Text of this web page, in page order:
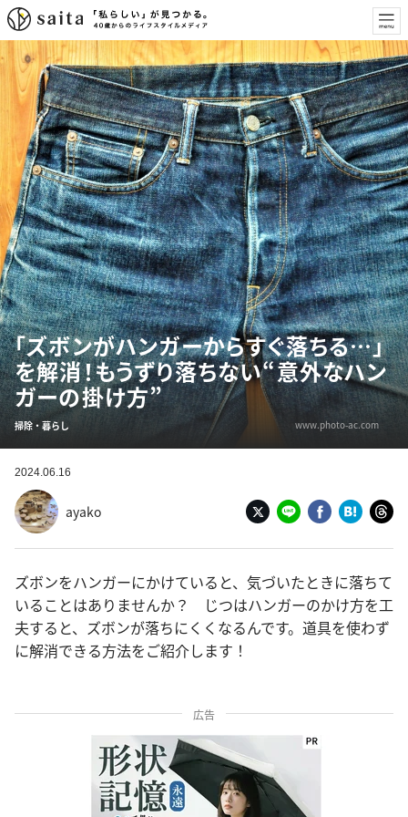
「ズボンがハンガーからすぐ落ちる…」
を解消！もうずり落ちない“意外なハン
ガーの掛け方”
掃除・暮らし www.photo-ac.com
2024.06.16
ayako
ズボンをハンガーにかけていると、気づいたときに落ちて
いることはありませんか？ じつはハンガーのかけ方を工
夫すると、ズボンが落ちにくくなるんです。道具を使わず
に解消できる方法をご紹介します！
広告